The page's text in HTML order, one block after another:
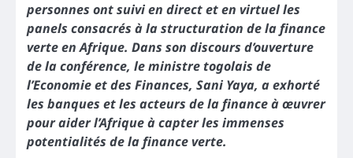
personnes ont suivi en direct et en virtuel les
panels consacrés à la structuration de la finance
verte en Afrique. Dans son discours d’ouverture
de la conférence, le ministre togolais de
l’Economie et des Finances, Sani Yaya, a exhorté
les banques et les acteurs de la finance à œuvrer
pour aider l’Afrique à capter les immenses
potentialités de la finance verte.